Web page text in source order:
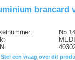
brancard
N5
Stel een vraag over dit